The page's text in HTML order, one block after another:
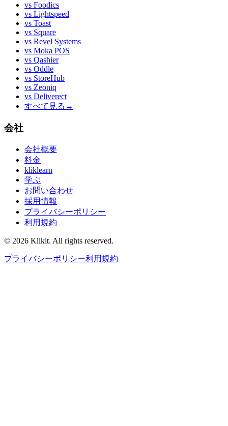
vs Foodics
vs Lightspeed
vs Toast
vs Square
vs Revel Systems
vs Moka POS
vs Qashier
vs Oddle
vs StoreHub
vs Zeoniq
vs Deliverect
すべて見る →
会社
会社概要
料金
kliklearn
学ぶ
お問い合わせ
採用情報
プライバシーポリシー
利用規約
© 2026 Klikit. All rights reserved.
プライバシーポリシー利用規約